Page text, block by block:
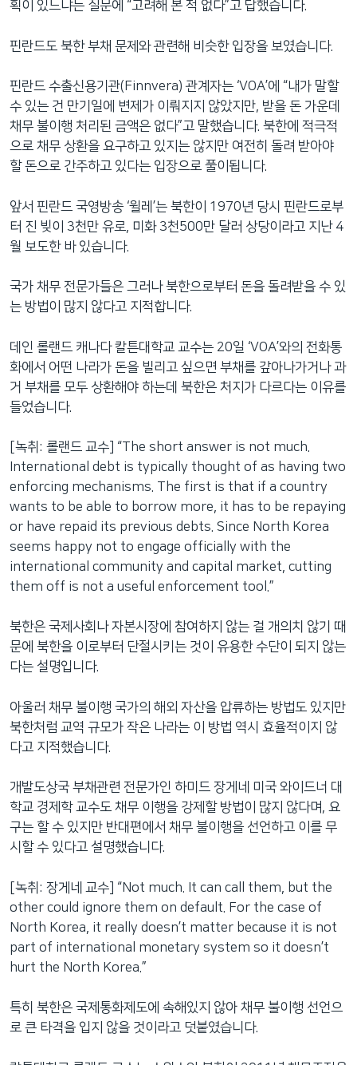
획이 있느냐는 질문에 “고려해 본 적 없다”고 답했습니다.
핀란드도 북한 부채 문제와 관련해 비슷한 입장을 보였습니다.
핀란드 수출신용기관(Finnvera) 관계자는 ‘VOA’에 “내가 말할
수 있는 건 만기일에 변제가 이뤄지지 않았지만, 받을 돈 가운데
채무 불이행 처리된 금액은 없다”고 말했습니다. 북한에 적극적
으로 채무 상환을 요구하고 있지는 않지만 여전히 돌려 받아야
할 돈으로 간주하고 있다는 입장으로 풀이됩니다.
앞서 핀란드 국영방송 ‘윌레’는 북한이 1970년 당시 핀란드로부
터 진 빚이 3천만 유로, 미화 3천500만 달러 상당이라고 지난 4
월 보도한 바 있습니다.
국가 채무 전문가들은 그러나 북한으로부터 돈을 돌려받을 수 있
는 방법이 많지 않다고 지적합니다.
데인 롤랜드 캐나다 칼튼대학교 교수는 20일 ‘VOA’와의 전화통
화에서 어떤 나라가 돈을 빌리고 싶으면 부채를 갚아나가거나 과
거 부채를 모두 상환해야 하는데 북한은 처지가 다르다는 이유를
들었습니다.
[녹취: 롤랜드 교수] “The short answer is not much.
International debt is typically thought of as having two
enforcing mechanisms. The first is that if a country
wants to be able to borrow more, it has to be repaying
or have repaid its previous debts. Since North Korea
seems happy not to engage officially with the
international community and capital market, cutting
them off is not a useful enforcement tool.”
북한은 국제사회나 자본시장에 참여하지 않는 걸 개의치 않기 때
문에 북한을 이로부터 단절시키는 것이 유용한 수단이 되지 않는
다는 설명입니다.
아울러 채무 불이행 국가의 해외 자산을 압류하는 방법도 있지만
북한처럼 교역 규모가 작은 나라는 이 방법 역시 효율적이지 않
다고 지적했습니다.
개발도상국 부채관련 전문가인 하미드 장게네 미국 와이드너 대
학교 경제학 교수도 채무 이행을 강제할 방법이 많지 않다며, 요
구는 할 수 있지만 반대편에서 채무 불이행을 선언하고 이를 무
시할 수 있다고 설명했습니다.
[녹취: 장게네 교수] “Not much. It can call them, but the
other could ignore them on default. For the case of
North Korea, it really doesn’t matter because it is not
part of international monetary system so it doesn’t
hurt the North Korea.”
특히 북한은 국제통화제도에 속해있지 않아 채무 불이행 선언으
로 큰 타격을 입지 않을 것이라고 덧붙였습니다.